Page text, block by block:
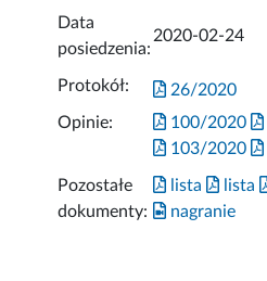
Data
posiedzenia:
2020-02-24
Protokół:
26/2020
Opinie:
100/2020
103/2020
Pozostałe
dokumenty:
lista lista
nagranie